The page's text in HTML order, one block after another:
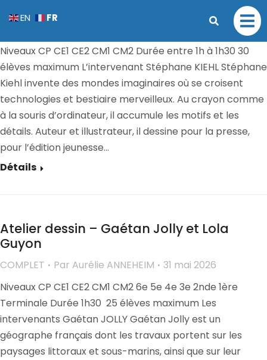
31 mai 2026
Niveaux CP CE1 CE2 CM1 CM2 Durée entre 1h à 1h30 30
élèves maximum L’intervenant Stéphane KIEHL Stéphane
Kiehl invente des mondes imaginaires où se croisent
technologies et bestiaire merveilleux. Au crayon comme
à la souris d’ordinateur, il accumule les motifs et les
détails. Auteur et illustrateur, il dessine pour la presse,
pour l’édition jeunesse…
Détails
Atelier dessin – Gaétan Jolly et Lola
Guyon
COMPLET Par Aurélie ANNEHEIM
31 mai 2026
Niveaux CP CE1 CE2 CM1 CM2 6e 5e 4e 3e 2nde 1ère
Terminale Durée 1h30 25 élèves maximum Les
intervenants Gaétan JOLLY Gaétan Jolly est un
géographe français dont les travaux portent sur les
paysages littoraux et sous-marins, ainsi que sur leur
EN FR